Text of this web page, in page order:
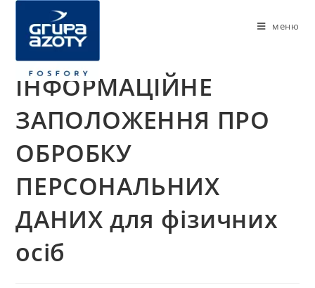
меню
ІНФОРМАЦІЙНЕ
ЗАПОЛОЖЕННЯ ПРО
ОБРОБКУ
ПЕРСОНАЛЬНИХ
ДАНИХ для фізичних
осіб